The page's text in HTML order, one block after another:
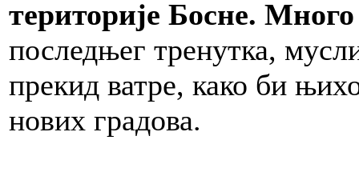
територије Босне.
последњег тренутка,
прекид ватре, како би
нових градова.